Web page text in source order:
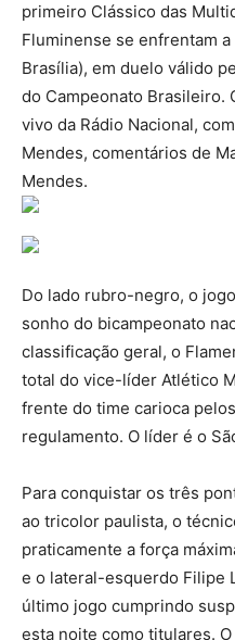
primeiro Clássico das
Fluminense se enfrentam
Brasília), em duelo válido
do Campeonato Brasileiro.
vivo da Rádio Nacional,
Mendes, comentários de
Mendes.
Do lado rubro-negro, o
sonho do bicampeonato
classificação geral, o
total do vice-líder Atlético
frente do time carioca
regulamento. O líder é o
Para conquistar os três
ao tricolor paulista, o
praticamente a força
e o lateral-esquerdo Filipe
último jogo cumprindo
esta noite como titulares.